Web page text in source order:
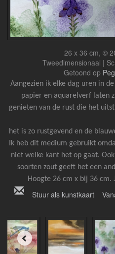
26 x 36 cm, ©
Tweedimensionaal |
Getoond op
Aangezien ik elke dag uren in
papier en aquarelverf laten
genieten van de
het is zo rustgevend en de
Ik heb dit medium gebruikt
niet welke kant het op gaat.
soorten zout geeft het een
Hoogte 26 cm x bij 36 cm.
Stuur als kunstkaart